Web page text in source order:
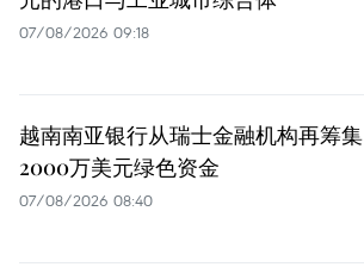
07/08/2026 09:18
越南南亚银行从瑞士金融机构再筹集
2000万美元绿色资金
07/08/2026 08:40